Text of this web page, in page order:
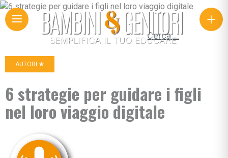
+
Ricerca per:
AUTORI ★
6 strategie per guidare i figli
nel loro viaggio digitale